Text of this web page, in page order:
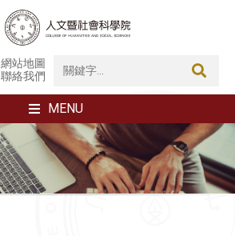
網站地圖
聯絡我們
MENU